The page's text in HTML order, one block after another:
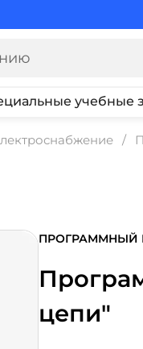
учебные
ПРОГРАММНЫЙ
цепи"